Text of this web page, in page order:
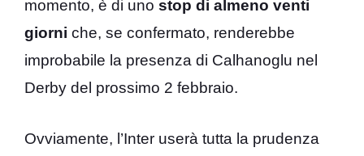
momento, è di uno stop di almeno venti
giorni che, se confermato, renderebbe
improbabile la presenza di Calhanoglu nel
Derby del prossimo 2 febbraio.
Ovviamente, l’Inter userà tutta la prudenza